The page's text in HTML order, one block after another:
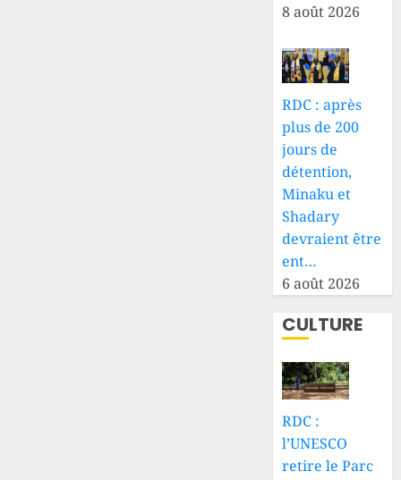
8 août 2026
RDC : après
plus de 200
jours de
détention,
Minaku et
Shadary
devraient être
ent…
6 août 2026
CULTURE
RDC :
l’UNESCO
retire le Parc